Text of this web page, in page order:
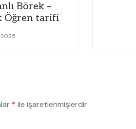
Börek –
Öğren tarifi
2025
* ile işaretlenmişlerdir